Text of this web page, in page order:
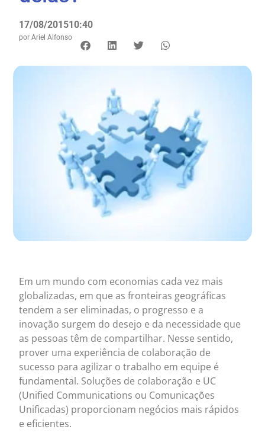
17/08/201510:40
por Ariel Alfonso
Em um mundo com economias cada vez mais
globalizadas, em que as fronteiras geográficas
tendem a ser eliminadas, o progresso e a
inovação surgem do desejo e da necessidade que
as pessoas têm de compartilhar. Nesse sentido,
prover uma experiência de colaboração de
sucesso para agilizar o trabalho em equipe é
fundamental. Soluções de colaboração e UC
(Unified Communications ou Comunicações
Unificadas) proporcionam negócios mais rápidos
e eficientes.